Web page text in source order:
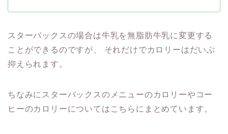
スターバックスの場合は牛乳を無脂肪牛乳に変更する
ことができるのですが、
それだけでカロリーはだいぶ
抑えられます。
ちなみにスターバックスのメニューのカロリーやコー
ヒーのカロリーについてはこちらにまとめています。